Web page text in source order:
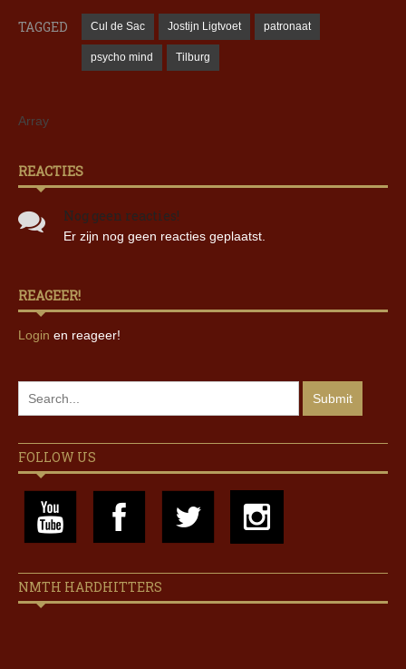
TAGGED Cul de Sac Jostijn Ligtvoet patronaat
psycho mind Tilburg
Array
REACTIES
Nog geen reacties!
Er zijn nog geen reacties geplaatst.
REAGEER!
Login en reageer!
FOLLOW US
NMTH HARDHITTERS